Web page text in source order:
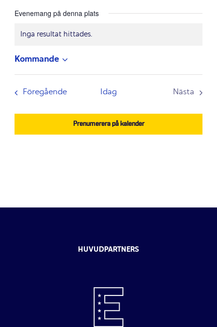
Evenemang på denna plats
Notis
Inga resultat hittades.
Kommande
Välj
datum.
FöregåendeEvenemang
Idag
Nästa
Prenumerera på kalender
HUVUDPARTNERS